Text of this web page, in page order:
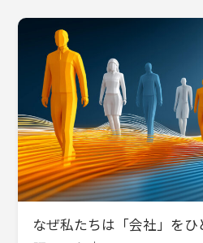
なぜ私たちは「会社」を